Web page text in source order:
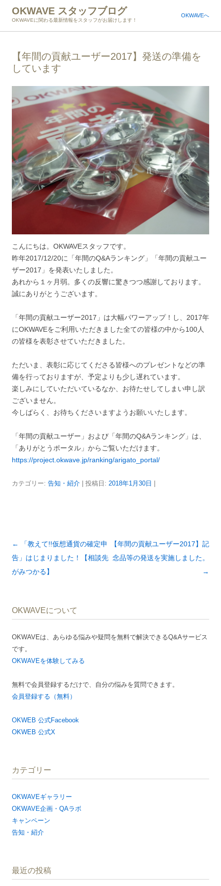
OKWAVE スタッフブログ
OKWAVEに関わる最新情報をスタッフがお届けします！
OKWAVEへ
【年間の貢献ユーザー2017】発送の準備を
しています
こんにちは。OKWAVEスタッフです。
昨年2017/12/20に「年間のQ&Aランキング」「年間の貢献ユー
ザー2017」を発表いたしました。
あれから１ヶ月弱。多くの反響に驚きつつ感謝しております。
誠にありがとうございます。
「年間の貢献ユーザー2017」は大幅パワーアップ！し、2017年
にOKWAVEをご利用いただきました全ての皆様の中から100人
の皆様を表彰させていただきました。
ただいま、表彰に応じてくださる皆様へのプレゼントなどの準
備を行っておりますが、予定よりも少し遅れています。
楽しみにしていただいているなか、お待たせしてしまい申し訳
ございません。
今しばらく、お待ちくださいますようお願いいたします。
「年間の貢献ユーザー」および「年間のQ&Aランキング」は、
「ありがとうポータル」からご覧いただけます。
https://project.okwave.jp/ranking/arigato_portal/
カテゴリー: 告知・紹介 | 投稿日: 2018年1月30日
投
稿
ナ
ー
ョ
ン
←
「教えて!!仮想通貨の確定申
告」はじまりました！【相談先
がみつかる】
【年間の貢献ユーザー2017】記
念品等の発送を実施しました。
→
OKWAVEについて
OKWAVEは、あらゆる悩みや疑問を無料で解決できるQ&Aサービス
です。
OKWAVEを体験してみる
無料で会員登録するだけで、自分の悩みを質問できます。
会員登録する（無料）
OKWEB 公式Facebook
OKWEB 公式X
カテゴリー
OKWAVEギャラリー
OKWAVE企画・QAラボ
キャンペーン
告知・紹介
最近の投稿